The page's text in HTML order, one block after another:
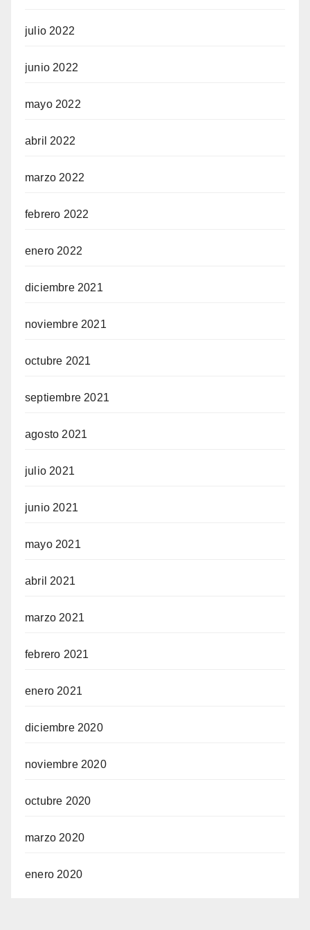
julio 2022
junio 2022
mayo 2022
abril 2022
marzo 2022
febrero 2022
enero 2022
diciembre 2021
noviembre 2021
octubre 2021
septiembre 2021
agosto 2021
julio 2021
junio 2021
mayo 2021
abril 2021
marzo 2021
febrero 2021
enero 2021
diciembre 2020
noviembre 2020
octubre 2020
marzo 2020
enero 2020